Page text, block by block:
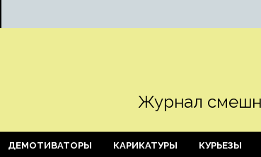
Журнал
ДЕМОТИВАТОРЫ КАРИКАТУРЫ КУРЬЕЗЫ